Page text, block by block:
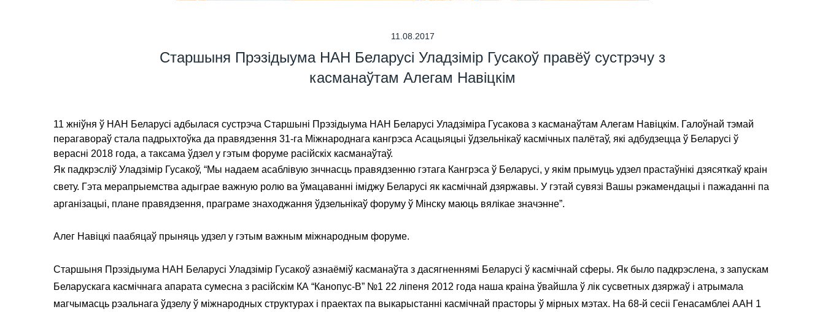
11.08.2017
Старшыня Прэзідыума НАН Беларусі Уладзімір Гусакоў правёў сустрэчу з
касманаўтам Алегам Навіцкім
11 жніўня ў НАН Беларусі адбылася сустрэча Старшыні Прэзідыума НАН Беларусі Уладзіміра Гусакова з касманаўтам Алегам Навіцкім. Галоўнай тэмай
перагавораў стала падрыхтоўка да правядзення 31-га Міжнароднага кангрэса Асацыяцыі ўдзельнікаў касмічных палётаў, які адбудзецца ў Беларусі ў
верасні 2018 года, а таксама ўдзел у гэтым форуме расійскіх касманаўтаў.
Як падкрэсліў Уладзімір Гусакоў, “Мы надаем асаблівую знчнасць правядзенню гэтага Кангрэса ў Беларусі, у якім прымуць удзел прастаўнікі дзясяткаў краін
свету. Гэта мерапрыемства адыграе важную ролю ва ўмацаванні іміджу Беларусі як касмічнай дзяржавы. У гэтай сувязі Вашы рэкамендацыі і пажаданні па
арганізацыі, плане правядзення, праграме знаходжання ўдзельнікаў форуму ў Мінску маюць вялікае значэнне”.
Алег Навіцкі паабяцаў прыняць удзел у гэтым важным міжнародным форуме.
Старшыня Прэзідыума НАН Беларусі Уладзімір Гусакоў азнаёміў касманаўта з дасягненнямі Беларусі ў касмічнай сферы. Як было падкрэслена, з запускам
Беларускага касмічнага апарата сумесна з расійскім КА “Канопус-В” №1 22 ліпеня 2012 года наша краіна ўвайшла ў лік сусветных дзяржаў і атрымала
магчымасць рэальнага ўдзелу ў міжнародных структурах і праектах па выкарыстанні касмічнай прасторы ў мірных мэтах. На 68-й сесіі Генасамблеі ААН 1